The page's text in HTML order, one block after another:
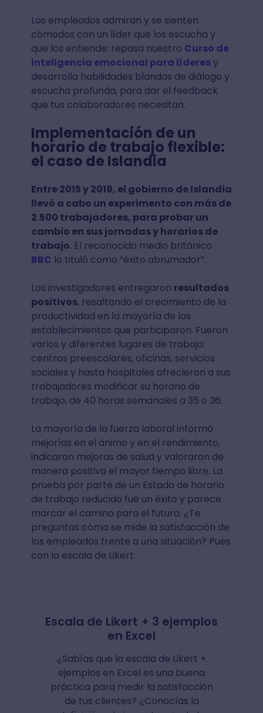
Los empleados admiran y se sienten
cómodos con un líder que los escucha y
que los entiende: repasa nuestro Curso de
inteligencia emocional para líderesy
desarrolla habilidades blandas de diálogo y
escucha profunda, para dar el feedback
que tus colaboradores necesitan.
Implementación de un
horario de trabajo flexible:
el caso de Islandia
Entre 2015 y 2019, el gobierno de Islandia
llevó a cabo un experimento con más de
2.500 trabajadores, para probar un
cambio en sus jornadas y horarios de
trabajo. El reconocido medio británico
BBC lo tituló como “éxito abrumador”.
Los investigadores entregaron resultados
positivos, resaltando el crecimiento de la
productividad en la mayoría de los
establecimientos que participaron. Fueron
varios y diferentes lugares de trabajo:
centros preescolares, oficinas, servicios
sociales y hasta hospitales ofrecieron a sus
trabajadores modificar su horario de
trabajo, de 40 horas semanales a 35 o 36.
La mayoría de la fuerza laboral informó
mejorías en el ánimo y en el rendimiento,
indicaron mejoras de salud y valoraron de
manera positiva el mayor tiempo libre. La
prueba por parte de un Estado de horario
de trabajo reducido fué un éxito y parece
marcar el camino para el futuro. ¿Te
preguntas cómo se mide la satisfacción de
los empleados frente a una situación? Pues
con la escala de Likert:
Escala de Likert + 3 ejemplos
en Excel
¿Sabías que la escala de Likert +
ejemplos en Excel es una buena
práctica para medir la satisfacción
de tus clientes? ¿Conocías la